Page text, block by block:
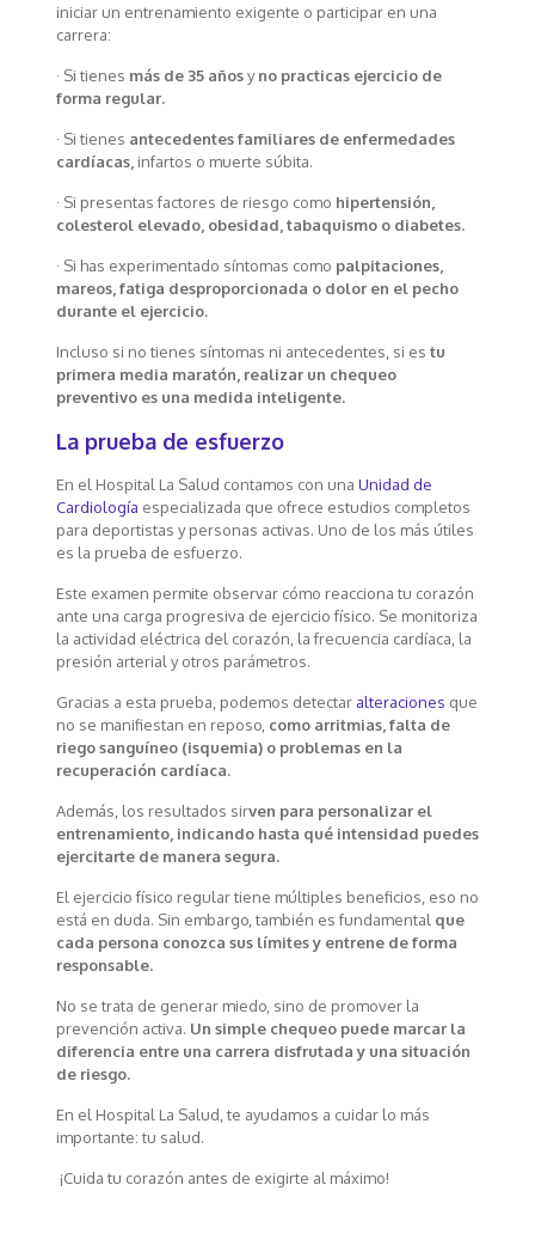
iniciar un entrenamiento exigente o participar en una
carrera:
· Si tienes más de 35 añosyno practicas ejercicio de
forma regular.
· Si tienes antecedentes familiares de enfermedades
cardíacas, infartos o muerte súbita.
· Si presentas factores de riesgo como hipertensión,
colesterol elevado, obesidad, tabaquismo o diabetes.
· Si has experimentado síntomas como palpitaciones,
mareos, fatiga desproporcionada o dolor en el pecho
durante el ejercicio.
Incluso si no tienes síntomas ni antecedentes, si es tu
primera media maratón, realizar un chequeo
preventivo es una medida inteligente.
La prueba de esfuerzo
En el Hospital La Salud contamos con una Unidad de
Cardiología especializada que ofrece estudios completos
para deportistas y personas activas. Uno de los más útiles
es la prueba de esfuerzo.
Este examen permite observar cómo reacciona tu corazón
ante una carga progresiva de ejercicio físico. Se monitoriza
la actividad eléctrica del corazón, la frecuencia cardíaca, la
presión arterial y otros parámetros.
Gracias a esta prueba, podemos detectaralteraciones que
no se manifiestan en reposo, como arritmias, falta de
riego sanguíneo (isquemia) o problemas en la
recuperación cardíaca.
Además, los resultados sirven para personalizar el
entrenamiento, indicando hasta qué intensidad puedes
ejercitarte de manera segura.
El ejercicio físico regular tiene múltiples beneficios, eso no
está en duda. Sin embargo, también es fundamental que
cada persona conozca sus límites y entrene de forma
responsable.
No se trata de generar miedo, sino de promover la
prevención activa. Un simple chequeo puede marcar la
diferencia entre una carrera disfrutada y una situación
de riesgo.
En el Hospital La Salud, te ayudamos a cuidar lo más
importante: tu salud.
¡Cuida tu corazón antes de exigirte al máximo!